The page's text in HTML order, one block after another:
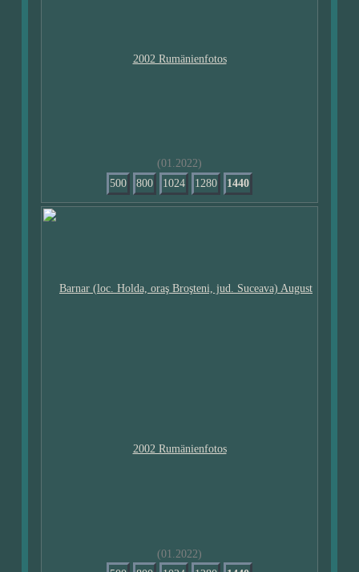
(01.2022)
500
800 1024 1280 1440
(01.2022)